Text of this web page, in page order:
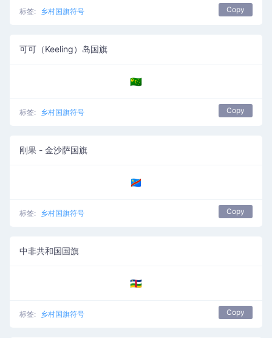
标签: 乡村国旗符号 Copy
可可（Keeling）岛国旗
🇨🇨
标签: 乡村国旗符号 Copy
刚果 - 金沙萨国旗
🇨🇩
标签: 乡村国旗符号 Copy
中非共和国国旗
🇨🇫
标签: 乡村国旗符号 Copy